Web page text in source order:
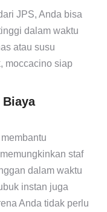
JPS, Anda bisa
dalam waktu
atau susu
moccacino siap
Biaya
staf
dalam waktu
instan juga
Anda tidak perlu